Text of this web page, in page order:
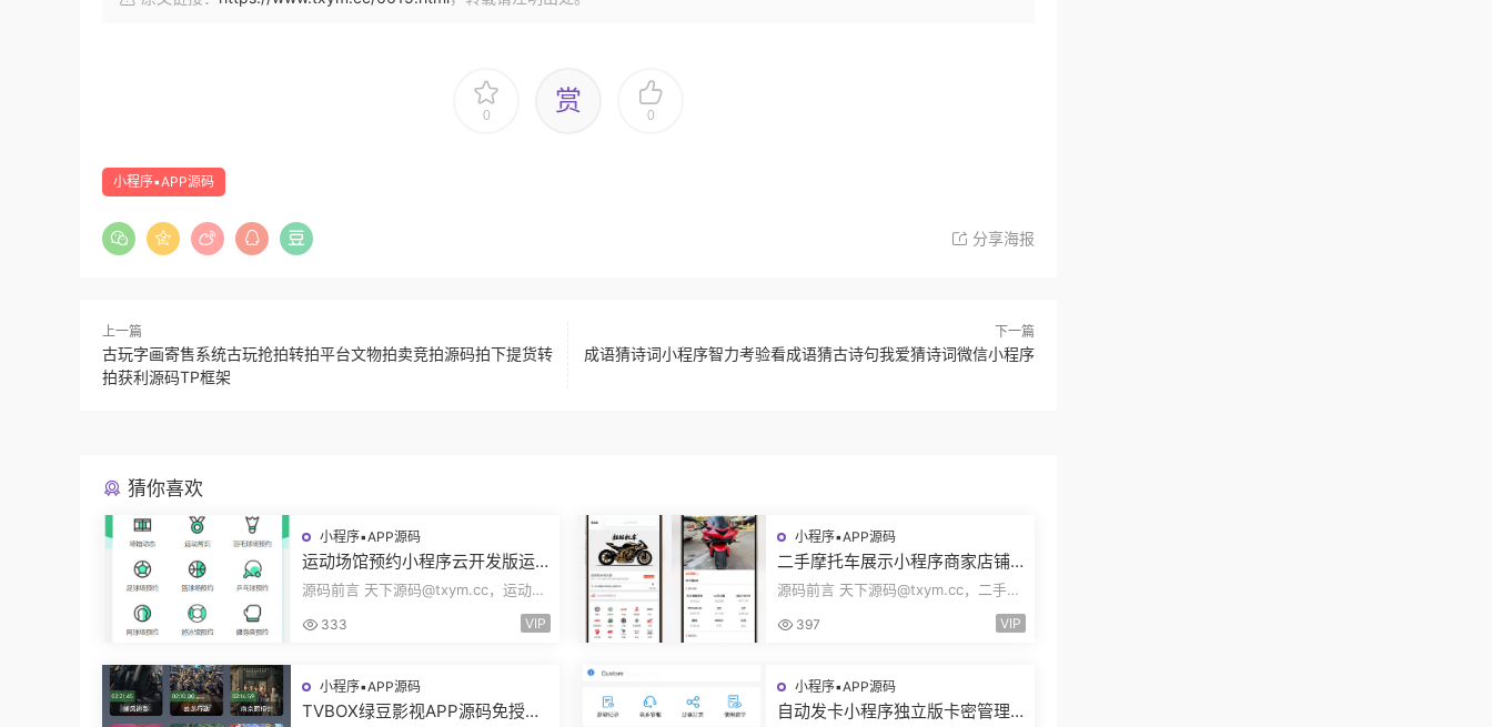
0 赏 0
小程序▪APP源码
分享海报
上一篇
古玩字画寄售系统古玩抢拍转拍平台文物拍卖竞拍源码拍下提货转
拍获利源码TP框架
下一篇
成语猜诗词小程序智力考验看成语猜古诗句我爱猜诗词微信小程序
猜你喜欢
小程序▪APP源码
运动场馆预约小程序云开发版运
动常识场馆动态羽毛球健身房乒
乓球预约管理预约凭证源码
源码前言 天下源码@txym.cc，运动场
馆预约小程序，自带详细的安装使用手
册，大小1...
333 VIP
小程序▪APP源码
二手摩托车展示小程序商家店铺
展示车型品牌管理摩托车信息发
布用户交互联系源码
源码前言 天下源码@txym.cc，二手摩
托车展示小程序源码，自带详细的安装
说明，大...
397 VIP
小程序▪APP源码
TVBOX绿豆影视APP源码免授权
小程序▪APP源码
自动发卡小程序独立版卡密管理